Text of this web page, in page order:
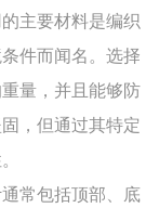
主要材料是编织
件而闻名。选择
量，并且能够防
，但通过其特定
常包括顶部、底